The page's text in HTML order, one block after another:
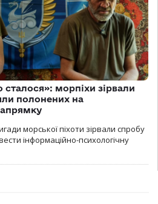
морпіхи зірвали
полонених на
морської піхоти зірвали спробу
інформаційно-психологічну